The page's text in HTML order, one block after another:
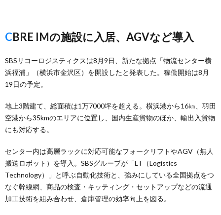
CBRE IMの施設に入居、AGVなど導入
SBSリコーロジスティクスは8月9日、新たな拠点「物流センター横
浜福浦」（横浜市金沢区）を開設したと発表した。稼働開始は8月
19日の予定。
地上3階建て、総面積は1万7000坪を超える。横浜港から16㎞、羽田
空港から35kmのエリアに位置し、国内生産貨物のほか、輸出入貨物
にも対応する。
センター内は高層ラックに対応可能なフォークリフトやAGV（無人
搬送ロボット）を導入。SBSグループが「LT（Logistics
Technology）」と呼ぶ自動化技術と、強みにしている全国拠点をつ
なぐ幹線網、商品の検査・キッティング・セットアップなどの流通
加工技術を組み合わせ、倉庫管理の効率向上を図る。